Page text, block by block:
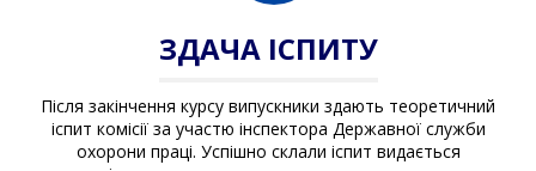
ЗДАЧА ІСПИТУ
Після закінчення курсу випускники здають теоретичний
іспит комісії за участю інспектора Державної служби
охорони праці. Успішно склали іспит видається